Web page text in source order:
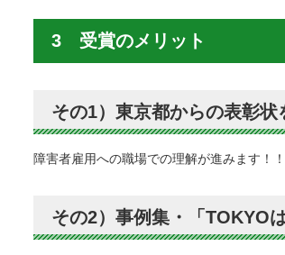
3 受賞のメリット
その1）東京都からの表彰状
障害者雇用への職場での理解が進みます！！
その2）事例集・「TOKYO